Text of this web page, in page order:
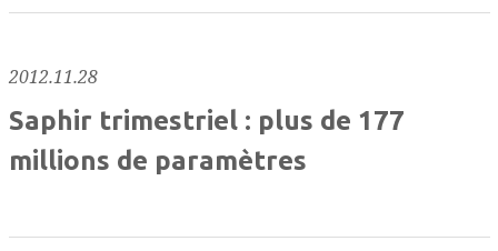
2012.11.28
Saphir trimestriel : plus de 177
millions de paramètres